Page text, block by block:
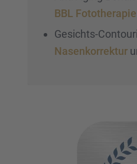
BBL Fotothe­ra­pie
Gesichts-
Nasen­kor­rek­tur